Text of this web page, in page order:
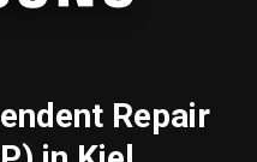
Repair